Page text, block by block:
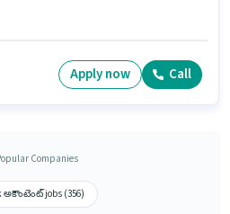
Apply now Call
Companies
jobs (356)